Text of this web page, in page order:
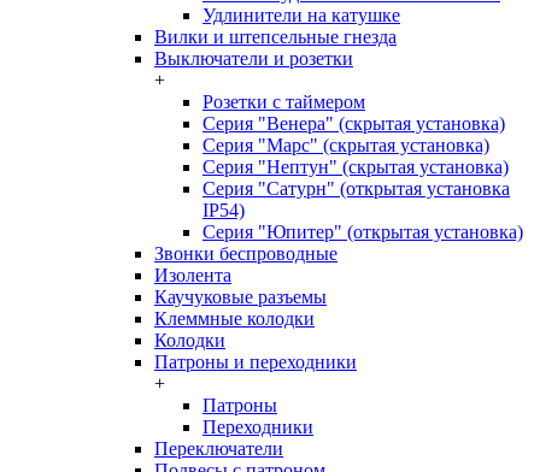
Удлинители на катушке
Вилки и штепсельные гнезда
Выключатели и розетки
+
Розетки с таймером
Серия "Венера" (скрытая установка)
Серия "Марс" (скрытая установка)
Серия "Нептун" (скрытая установка)
Серия "Сатурн" (открытая установка
IP54)
Серия "Юпитер" (открытая установка)
Звонки беспроводные
Изолента
Каучуковые разъемы
Клеммные колодки
Колодки
Патроны и переходники
+
Патроны
Переходники
Переключатели